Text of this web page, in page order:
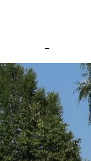
Travego с